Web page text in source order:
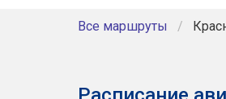
Все маршруты